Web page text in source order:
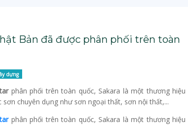
Bản đã được phân phối trên toàn
dựng
phân phối trên toàn quốc, Sakara là một thương hiệu
chuyên dụng như sơn ngoại thất, sơn nội thất,...
phân phối trên toàn quốc, Sakara là một thương hiệu